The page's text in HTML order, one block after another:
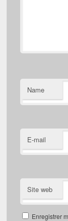
Name
E-mail
Site web
Enregistrer